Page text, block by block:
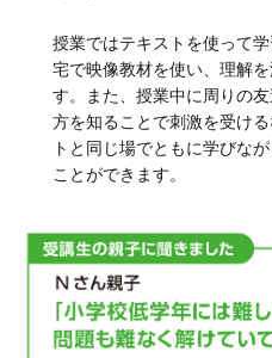
授業ではテキストを使って
宅で映像教材を使い、理解
す。また、授業中に周りの
方を知ることで刺激を受け
トと同じ場でともに学びな
ことができます。